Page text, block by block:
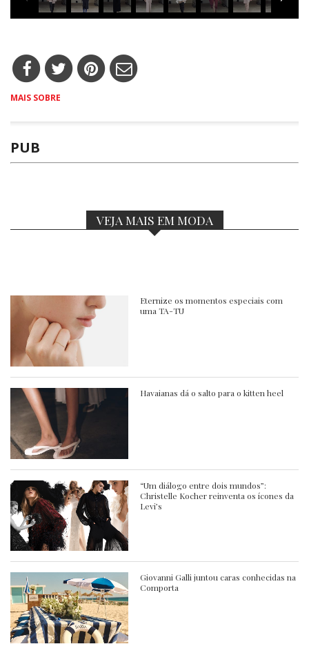
MAIS SOBRE
PUB
VEJA MAIS EM MODA
Eternize os momentos especiais com
uma TA-TU
Havaianas dá o salto para o kitten heel
“Um diálogo entre dois mundos”:
Christelle Kocher reinventa os ícones da
Levi’s
Giovanni Galli juntou caras conhecidas na
Comporta